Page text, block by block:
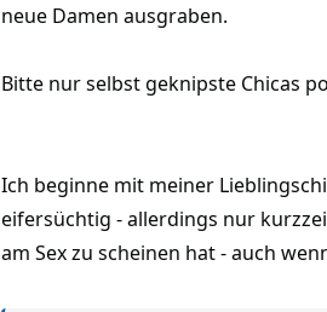
neue Damen ausgraben.
Bitte nur selbst geknipste Chicas
Ich beginne mit meiner
eifersüchtig - allerdings nur
am Sex zu scheinen hat - auch